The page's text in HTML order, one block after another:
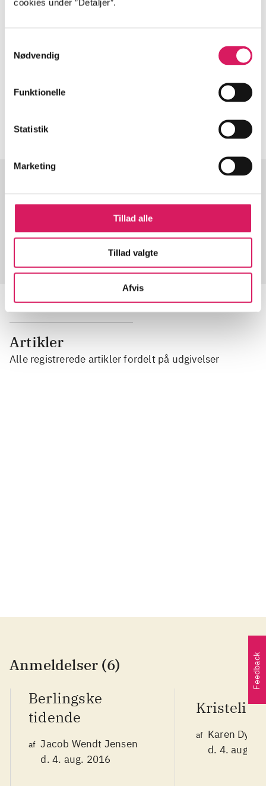
cookies under ”Detaljer”.
Nødvendig
Funktionelle
Statistik
Marketing
Tillad alle
Tillad valgte
Afvis
Artikler med samme emner
Artikler
Alle registrerede artikler fordelt på udgivelser
Anmeldelser (6)
Berlingske
tidende
af Jacob Wendt Jensen
d. 4. aug. 2016
Kristeligt
af Karen
d. 4. aug.
Feedback